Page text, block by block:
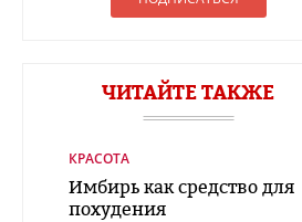
ЧИТАЙТЕ ТАКЖЕ
КРАСОТА
Имбирь как средство для
похудения